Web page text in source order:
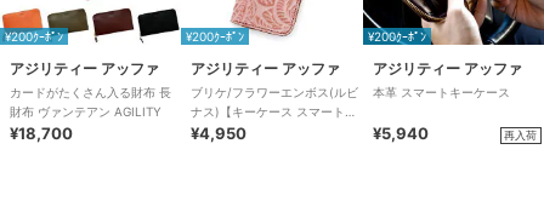
¥200ｸｰﾎﾟﾝ
アジリティー アッファ
カードがたくさん入る財布 長
財布 ヴァンテアン AGILITY
¥18,700
¥200ｸｰﾎﾟﾝ
アジリティー アッファ
ブリケ/フラワーエンボス(ルビ
ナス)【キーケース スマートキ
ー 本革】AGILITY
¥4,950
¥200ｸｰﾎﾟﾝ
アジリティー アッファ
本革 スマートキーケース
¥5,940 再入荷